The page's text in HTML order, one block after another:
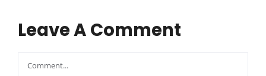
Leave A Comment
Comment